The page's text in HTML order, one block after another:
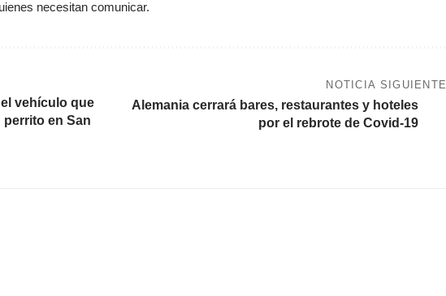
necesitan comunicar.
vehículo que
en San
NOTICIA SIGUIENTE
Alemania cerrará bares, restaurantes y hoteles
por el rebrote de Covid-19